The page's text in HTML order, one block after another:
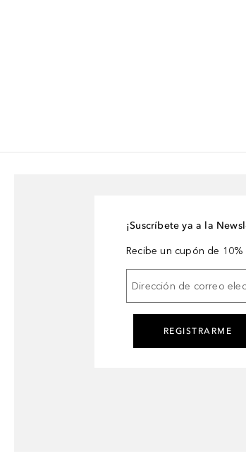
¡Suscríbete ya a la
Recibe un cupón de
Dirección de correo
REGISTRARME